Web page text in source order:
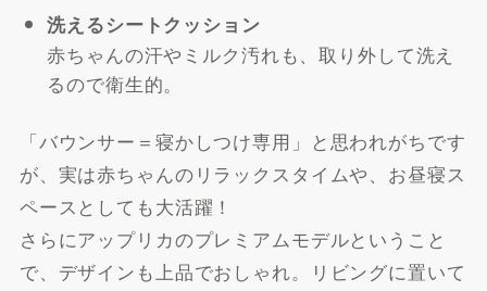
洗えるシートクッション
赤ちゃんの汗やミルク汚れも、取り外して洗え
るので衛生的。
「バウンサー＝寝かしつけ専用」と思われがちです
が、実は赤ちゃんのリラックスタイムや、お昼寝ス
ペースとしても大活躍！
さらにアップリカのプレミアムモデルということ
で、デザインも上品でおしゃれ。リビングに置いて